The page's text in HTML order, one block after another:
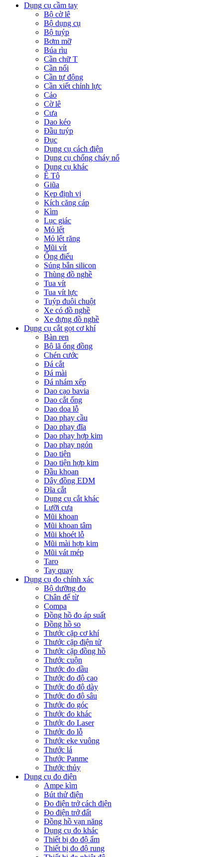
Dụng cụ cầm tay
Bộ cờ lê
Bộ dụng cụ
Bộ tuýp
Bơm mỡ
Búa rìu
Cần chữ T
Cần nối
Cần tự động
Cần xiết chỉnh lực
Cảo
Cờ lê
Cưa
Dao kéo
Đầu tuýp
Đục
Dụng cụ cách điện
Dụng cụ chống cháy nổ
Dụng cụ khác
Ê Tô
Giũa
Kẹp định vị
Kích căng cáp
Kìm
Lục giác
Mỏ lết
Mỏ lết răng
Mũi vít
Ống điếu
Súng bắn silicon
Thùng đồ nghề
Tua vít
Tua vít lực
Tuýp đuôi chuột
Xe có đồ nghề
Xe đựng đồ nghề
Dụng cụ cắt gọt cơ khí
Bàn ren
Bộ lã ống đồng
Chén cước
Đá cắt
Đá mài
Đá nhám xếp
Dao cạo bavia
Dao cắt ống
Dao doa lỗ
Dao phay cầu
Dao phay đĩa
Dao phay hợp kim
Dao phay ngón
Dao tiện
Dao tiện hợp kim
Đầu khoan
Dây đồng EDM
Đĩa cắt
Dụng cụ cắt khác
Lưỡi cưa
Mũi khoan
Mũi khoan tâm
Mũi khoét lỗ
Mũi mài hợp kim
Mũi vát mép
Taro
Tay quay
Dụng cụ đo chính xác
Bộ dưỡng đo
Chân đế từ
Compa
Đồng hồ đo áp suất
Đồng hồ so
Thước cặp cơ khí
Thước cặp điện tử
Thước cặp đồng hồ
Thước cuộn
Thước đo dầu
Thước đo độ cao
Thước đo độ dày
Thước đo độ sâu
Thước đo góc
Thước đo khác
Thước đo Laser
Thước đo lỗ
Thước eke vuông
Thước lá
Thước Panme
Thước thủy
Dụng cụ đo điện
Ampe kìm
Bút thử điện
Đo điện trở cách điện
Đo điện trở đất
Đồng hồ vạn năng
Dụng cụ đo khác
Thiết bị đo độ ẩm
Thiết bị đo độ rung